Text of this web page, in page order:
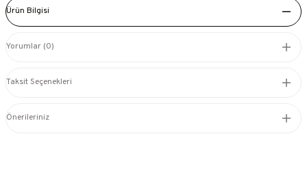
Ürün Bilgisi
Yorumlar (0)
Taksit Seçenekleri
Önerileriniz